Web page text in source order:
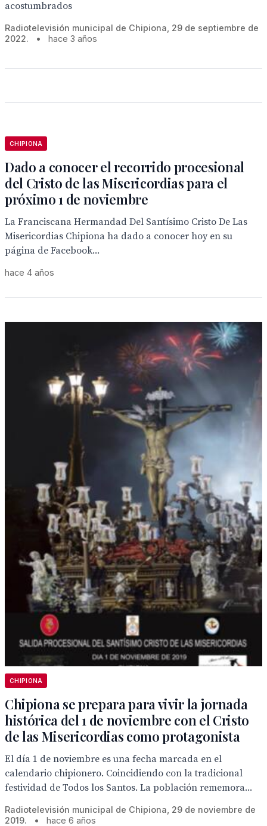
acostumbrados
Radiotelevisión municipal de Chipiona, 29 de septiembre de
2022.
• hace 3 años
CHIPIONA
Dado a conocer el recorrido procesional
del Cristo de las Misericordias para el
próximo 1 de noviembre
La Franciscana Hermandad Del Santísimo Cristo De Las
Misericordias Chipiona ha dado a conocer hoy en su
página de Facebook...
hace 4 años
CHIPIONA
Chipiona se prepara para vivir la jornada
histórica del 1 de noviembre con el Cristo
de las Misericordias como protagonista
El día 1 de noviembre es una fecha marcada en el
calendario chipionero. Coincidiendo con la tradicional
festividad de Todos los Santos. La población rememora...
Radiotelevisión municipal de Chipiona, 29 de noviembre de
2019.
• hace 6 años